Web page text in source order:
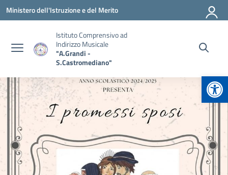
Vai ai contenuti
Vai al menu di navigazione
Vai al footer
Ministero dell'Istruzione e del Merito
Istituto Comprensivo ad
Indirizzo Musicale
"A.Grandi -
S.Castromediano"